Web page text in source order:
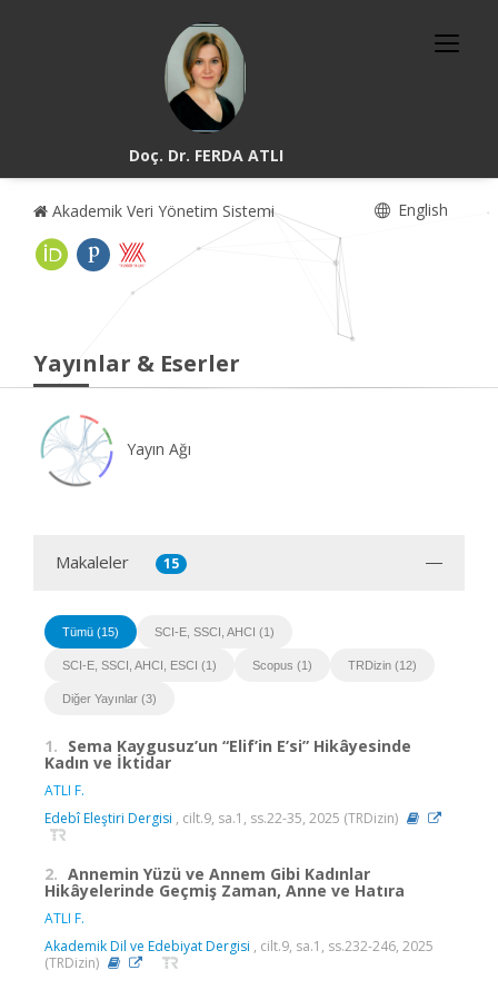
Doç. Dr. FERDA ATLI
Akademik Veri Yönetim Sistemi English
Yayınlar & Eserler
Yayın Ağı
Makaleler 15
Tümü (15) SCI-E, SSCI, AHCI (1)
SCI-E, SSCI, AHCI, ESCI (1) Scopus (1) TRDizin (12)
Diğer Yayınlar (3)
1. Sema Kaygusuz’un “Elif’in E’si” Hikâyesinde
Kadın ve İktidar
ATLI F.
Edebî Eleştiri Dergisi , cilt.9, sa.1, ss.22-35, 2025 (TRDizin)
2. Annemin Yüzü ve Annem Gibi Kadınlar
Hikâyelerinde Geçmiş Zaman, Anne ve Hatıra
ATLI F.
Akademik Dil ve Edebiyat Dergisi , cilt.9, sa.1, ss.232-246, 2025
(TRDizin)